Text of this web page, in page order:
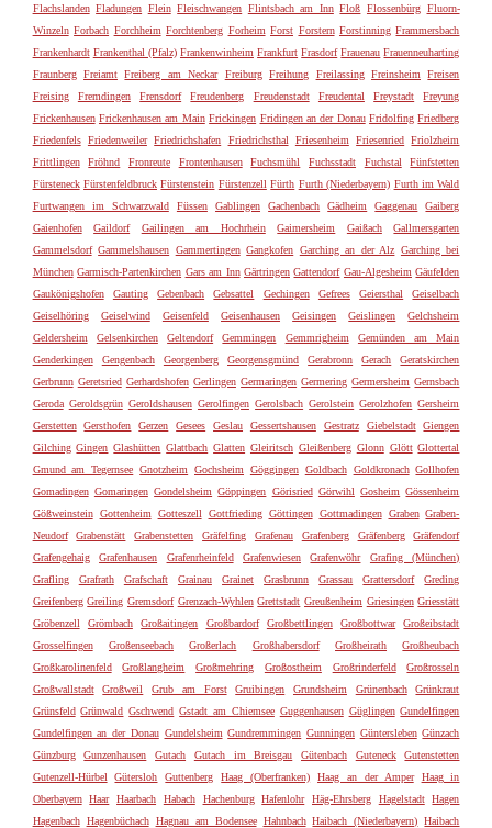
Flachslanden Fladungen Flein Fleischwangen Flintsbach am Inn Floß Flossenbürg Fluorn-
Winzeln Forbach Forchheim Forchtenberg Forheim Forst Forstern Forstinning Frammersbach
Frankenhardt Frankenthal (Pfalz) Frankenwinheim Frankfurt Frasdorf Frauenau Frauenneuharting
Fraunberg Freiamt Freiberg am Neckar Freiburg Freihung Freilassing Freinsheim
Freisen
Freising
Fremdingen Frensdorf Freudenberg Freudenstadt Freudental Freystadt
Freyung
Frickenhausen Frickenhausen am Main Frickingen Fridingen an der Donau Fridolfing Friedberg
Friedenfels Friedenweiler Friedrichshafen Friedrichsthal Friesenheim Friesenried Friolzheim
Frittlingen
Fröhnd Fronreute Frontenhausen Fuchsmühl Fuchsstadt Fuchstal
Fünfstetten
Fürsteneck Fürstenfeldbruck Fürstenstein Fürstenzell Fürth Furth (Niederbayern) Furth im Wald
Furtwangen im Schwarzwald
Füssen Gablingen Gachenbach Gädheim Gaggenau
Gaiberg
Gaienhofen
Gaildorf Gailingen am Hochrhein Gaimersheim Gaißach
Gallmersgarten
Gammelsdorf Gammelshausen Gammertingen Gangkofen Garching an der Alz Garching bei
München Garmisch-Partenkirchen Gars am Inn Gärtringen Gattendorf Gau-Algesheim Gäufelden
Gaukönigshofen
Gauting Gebenbach Gebsattel Gechingen Gefrees Geiersthal
Geiselbach
Geiselhöring
Geiselwind Geisenfeld Geisenhausen Geisingen Geislingen
Gelchsheim
Geldersheim
Gelsenkirchen Geltendorf Gemmingen Gemmrigheim
Gemünden am Main
Genderkingen
Gengenbach Georgenberg Georgensgmünd Gerabronn Gerach
Geratskirchen
Gerbrunn Geretsried Gerhardshofen Gerlingen Germaringen Germering Germersheim Gernsbach
Geroda Geroldsgrün Geroldshausen Gerolfingen Gerolsbach Gerolstein Gerolzhofen Gersheim
Gerstetten
Gersthofen Gerzen Gesees Geslau Gessertshausen Gestratz Giebelstadt
Giengen
Gilching Gingen Glashütten Glattbach Glatten Gleiritsch Gleißenberg Glonn Glött Glottertal
Gmund am Tegernsee Gnotzheim Gochsheim Göggingen Goldbach Goldkronach Gollhofen
Gomadingen Gomaringen Gondelsheim Göppingen Görisried Görwihl Gosheim Gössenheim
Gößweinstein Gottenheim Gotteszell Gottfrieding Göttingen Gottmadingen Graben Graben-
Neudorf
Grabenstätt Grabenstetten Gräfelfing Grafenau Grafenberg Gräfenberg
Gräfendorf
Grafengehaig
Grafenhausen Grafenrheinfeld Grafenwiesen Grafenwöhr
Grafing (München)
Grafling
Grafrath Grafschaft Grainau Grainet Grasbrunn Grassau Grattersdorf
Greding
Greifenberg Greiling Gremsdorf Grenzach-Wyhlen Grettstadt Greußenheim Griesingen Griesstätt
Gröbenzell
Grömbach Großaitingen Großbardorf Großbettlingen Großbottwar
Großeibstadt
Grosselfingen
Großenseebach Großerlach Großhabersdorf Großheirath
Großheubach
Großkarolinenfeld
Großlangheim Großmehring Großostheim Großrinderfeld
Großrosseln
Großwallstadt
Großweil Grub am Forst Gruibingen Grundsheim Grünenbach
Grünkraut
Grünsfeld Grünwald Gschwend Gstadt am Chiemsee Guggenhausen Güglingen Gundelfingen
Gundelfingen an der Donau Gundelsheim Gundremmingen Gunningen Güntersleben Günzach
Günzburg
Gunzenhausen Gutach Gutach im Breisgau Gütenbach Guteneck
Gutenstetten
Gutenzell-Hürbel
Gütersloh Guttenberg Haag (Oberfranken) Haag an der Amper
Haag in
Oberbayern
Haar Haarbach Habach Hachenburg Hafenlohr Häg-Ehrsberg Hagelstadt
Hagen
Hagenbach Hagenbüchach Hagnau am Bodensee Hahnbach Haibach (Niederbayern) Haibach